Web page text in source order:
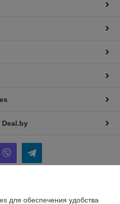
для обеспечения удобства